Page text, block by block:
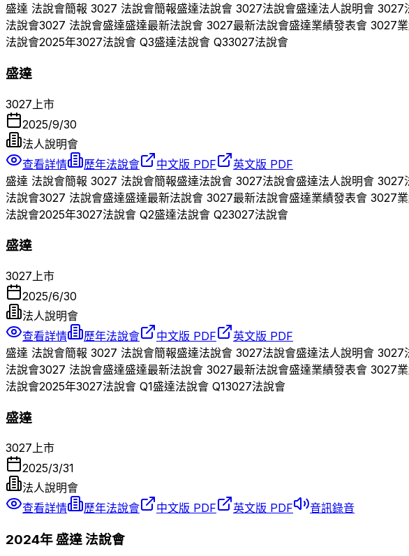
盛達 法說會簡報 3027 法說會簡報盛達法說會 3027法說會盛達法人說明會 3027
法說會3027 法說會盛達盛達最新法說會 3027最新法說會盛達業績發表會 3027
法說會2025年3027法說會 Q3盛達法說會 Q33027法說會
盛達
3027 上市
2025/9/30
法人說明會
查看詳情
歷年法說會 中文版 PDF
英文版 PDF
盛達 法說會簡報 3027 法說會簡報盛達法說會 3027法說會盛達法人說明會 3027
法說會3027 法說會盛達盛達最新法說會 3027最新法說會盛達業績發表會 3027
法說會2025年3027法說會 Q2盛達法說會 Q23027法說會
盛達
3027 上市
2025/6/30
法人說明會
查看詳情
歷年法說會 中文版 PDF
英文版 PDF
盛達 法說會簡報 3027 法說會簡報盛達法說會 3027法說會盛達法人說明會 3027
法說會3027 法說會盛達盛達最新法說會 3027最新法說會盛達業績發表會 3027
法說會2025年3027法說會 Q1盛達法說會 Q13027法說會
盛達
3027上市
2025/3/31
法人說明會
查看詳情
歷年法說會 中文版 PDF 英文版 PDF 音訊錄音
2024年盛達法說會